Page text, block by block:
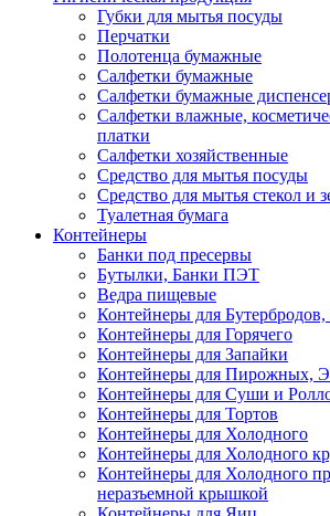
Губки для мытья посуды
Перчатки
Полотенца бумажные
Салфетки бумажные
Салфетки бумажные
Салфетки влажные,
платки
Салфетки хозяйственные
Средство для мытья посуды
Средство для мытья стекол и
Туалетная бумага
Контейнеры
Банки под пресервы
Бутылки, Банки ПЭТ
Ведра пищевые
Контейнеры для
Контейнеры для Горячего
Контейнеры для Запайки
Контейнеры для Пирожных,
Контейнеры для Суши и
Контейнеры для Тортов
Контейнеры для Холодного
Контейнеры для Холодного
Контейнеры для Холодного
неразъемной крышкой